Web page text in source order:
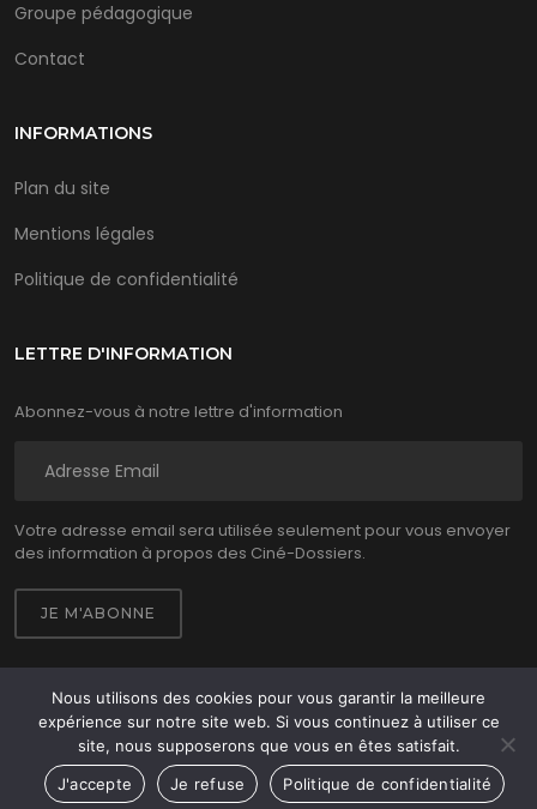
Groupe pédagogique
Contact
INFORMATIONS
Plan du site
Mentions légales
Politique de confidentialité
LETTRE D'INFORMATION
Abonnez-vous à notre lettre d'information
Votre adresse email sera utilisée seulement pour vous envoyer
des information à propos des Ciné-Dossiers.
Ciné Dossiers 2026 © - Tous droits réservés
Site réalisé parWPCréations
Nous utilisons des cookies pour vous garantir la meilleure
expérience sur notre site web. Si vous continuez à utiliser ce
site, nous supposerons que vous en êtes satisfait.
J'accepte
Je refuse Politique de confidentialité